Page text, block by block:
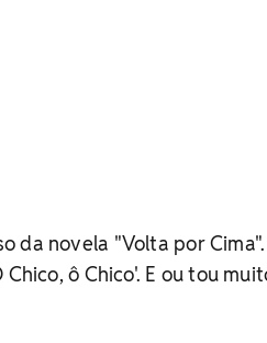
da novela "Volta por
ô Chico'. E ou tou